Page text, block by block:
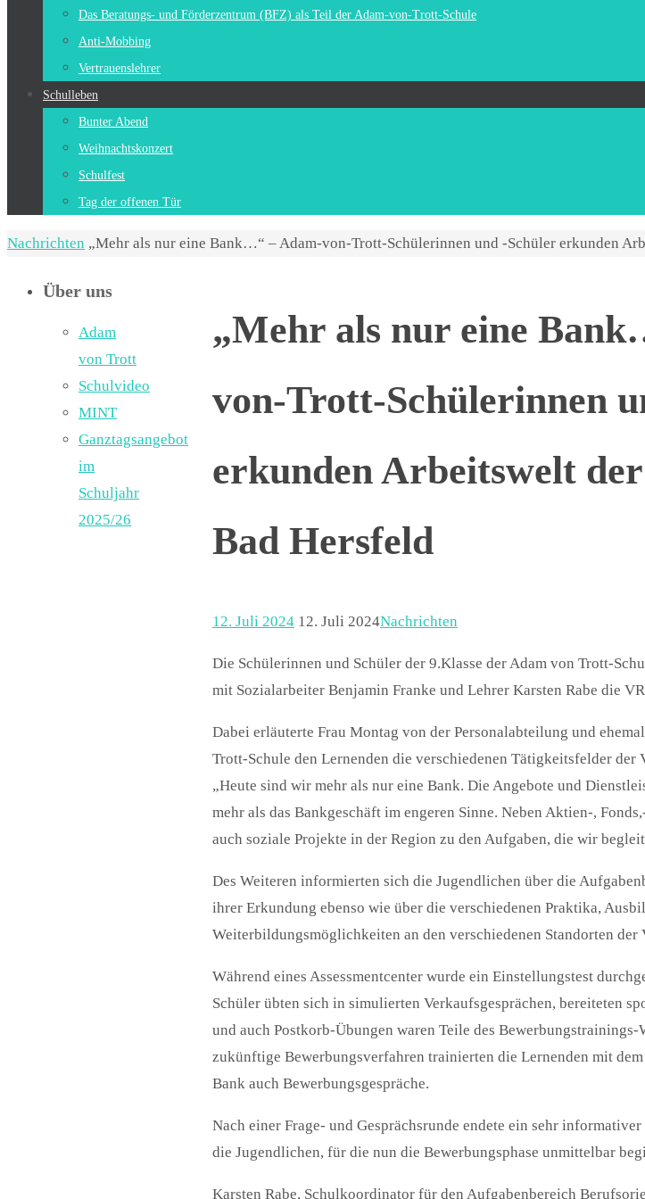
Das Beratungs- und Förderzentrum (BFZ) als Teil der Adam-von-Trott-Schule
Anti-Mobbing
Vertrauenslehrer
Schulleben
Bunter Abend
Weihnachtskonzert
Schulfest
Tag der offenen Tür
Start
Nachrichten „Mehr als nur eine Bank…“ – Adam-von-Trott-Schülerinnen und -Schüler erkunden
„Mehr als nur eine
von-Trott-Schülerinnen
erkunden Arbeitswelt
Bad Hersfeld
12. Juli 2024 12. Juli 2024Nachrichten
Die Schülerinnen und Schüler der 9.Klasse der Adam von Trott-
mit Sozialarbeiter Benjamin Franke und Lehrer Karsten Rabe die
Dabei erläuterte Frau Montag von der Personalabteilung und
Trott-Schule den Lernenden die verschiedenen Tätigkeitsfelder der
„Heute sind wir mehr als nur eine Bank. Die Angebote und
mehr als das Bankgeschäft im engeren Sinne. Neben Aktien-,
auch soziale Projekte in der Region zu den Aufgaben, die wir
Des Weiteren informierten sich die Jugendlichen über die
ihrer Erkundung ebenso wie über die verschiedenen Praktika,
Weiterbildungsmöglichkeiten an den verschiedenen Standorten der
Während eines Assessmentcenter wurde ein Einstellungstest
Schüler übten sich in simulierten Verkaufsgesprächen, bereiteten
und auch Postkorb-Übungen waren Teile des
zukünftige Bewerbungsverfahren trainierten die Lernenden mit
Bank auch Bewerbungsgespräche.
Nach einer Frage- und Gesprächsrunde endete ein sehr
die Jugendlichen, für die nun die Bewerbungsphase unmittelbar
Karsten Rabe, Schulkoordinator für den Aufgabenbereich
Über uns
Adam
von Trott
Schulvideo
MINT
Ganztagsangebot
im
Schuljahr
2025/26